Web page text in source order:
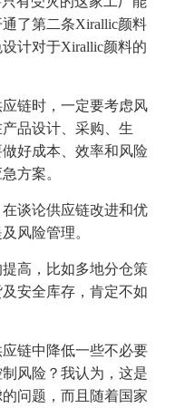
了第二条Xirallic颜料
计对于Xirallic颜料的
链时，一定要考虑风
品设计、采购、生
好成本、效率和风险
方案。
谈论供应链改进和优
风险管理。
高，比如多地分仓策
安全库存，肯定不如
链中降低一些不必要
风险？我认为，这是
问题，而且随着国家